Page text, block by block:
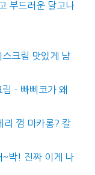
부드러운 달고나
크림 맛있게 냠
– 빠삐코가 왜
리 껌 마카롱? 칼
~박! 진짜 이게 나